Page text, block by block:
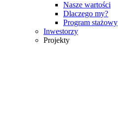
Nasze wartości
Dlaczego my?
Program stażowy
Inwestorzy
Projekty